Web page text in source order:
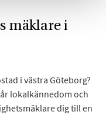
mäklare i
i västra Göteborg?
lokalkännedom och
dig till en